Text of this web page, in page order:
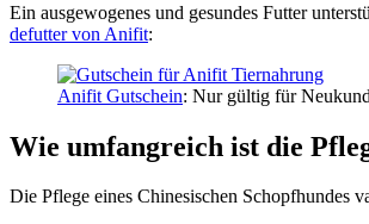
Ein aus­ge­wo­ge­nes und gesun­des Fut­ter
de­fut­ter von Ani­fit:
Ani­fit Gut­schein: Nur gül­tig für
Wie umfang­reich ist die
Die Pfle­ge eines Chi­ne­si­schen